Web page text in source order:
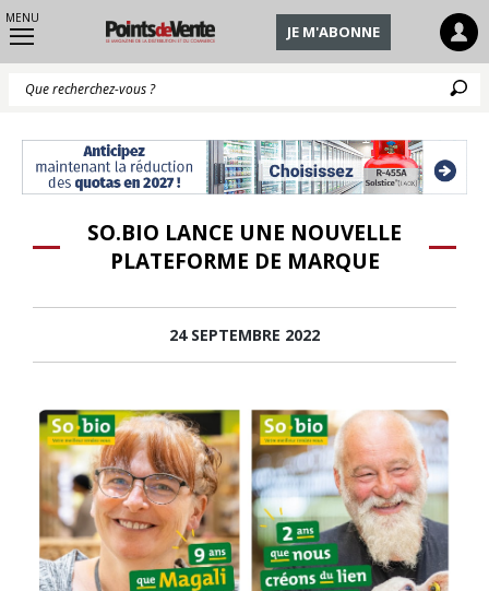
MENU
JE M'ABONNE
SO.BIO LANCE UNE NOUVELLE
PLATEFORME DE MARQUE
24 SEPTEMBRE 2022